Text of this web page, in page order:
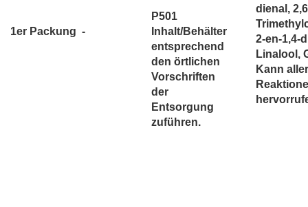
1er Packung -
P501
Inhalt/Behälter
entsprechend
den örtlichen
Vorschriften
der
Entsorgung
zuführen.
dienal,
2-en-1,4-
Linalool,
Kann